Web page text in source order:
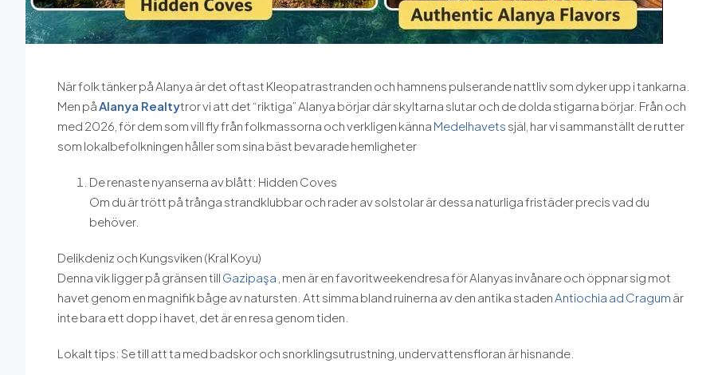
När folk tänker på Alanya är det oftast Kleopatrastranden och hamnens pulserande nattliv som dyker upp i tankarna.
Men påAlanya Realtytror vi att det “riktiga” Alanya börjar där skyltarna slutar och de dolda stigarna börjar. Från och
med 2026, för dem som vill fly från folkmassorna och verkligen känna Medelhavets själ, har vi sammanställt de rutter
som lokalbefolkningen håller som sina bäst bevarade hemligheter
De renaste nyanserna av blått: Hidden Coves
Om du är trött på trånga strandklubbar och rader av solstolar är dessa naturliga fristäder precis vad du
behöver.
Delikdeniz och Kungsviken (Kral Koyu)
Denna vik ligger på gränsen till Gazipaşa , men är en favoritweekendresa för Alanyas invånare och öppnar sig mot
havet genom en magnifik båge av natursten. Att simma bland ruinerna av den antika stadenAntiochia ad Cragum är
inte bara ett dopp i havet, det är en resa genom tiden.
Lokalt tips: Se till att ta med badskor och snorklingsutrustning, undervattensfloran är hisnande.